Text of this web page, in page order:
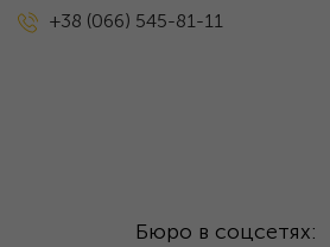
+38 (066) 545-81-11
Бюро в соцсетях: